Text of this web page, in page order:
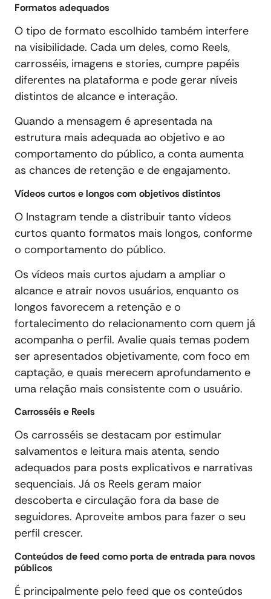
Formatos adequados
O tipo de formato escolhido também interfere
na visibilidade. Cada um deles, como Reels,
carrosséis, imagens e stories, cumpre papéis
diferentes na plataforma e pode gerar níveis
distintos de alcance e interação.
Quando a mensagem é apresentada na
estrutura mais adequada ao objetivo e ao
comportamento do público, a conta aumenta
as chances de retenção e de engajamento.
Vídeos curtos e longos com objetivos distintos
O Instagram tende a distribuir tanto vídeos
curtos quanto formatos mais longos, conforme
o comportamento do público.
Os vídeos mais curtos ajudam a ampliar o
alcance e atrair novos usuários, enquanto os
longos favorecem a retenção e o
fortalecimento do relacionamento com quem já
acompanha o perfil. Avalie quais temas podem
ser apresentados objetivamente, com foco em
captação, e quais merecem aprofundamento e
uma relação mais consistente com o usuário.
Carrosséis e Reels
Os carrosséis se destacam por estimular
salvamentos e leitura mais atenta, sendo
adequados para posts explicativos e narrativas
sequenciais. Já os Reels geram maior
descoberta e circulação fora da base de
seguidores. Aproveite ambos para fazer o seu
perfil crescer.
Conteúdos de feed como porta de entrada para novos
públicos
É principalmente pelo feed que os conteúdos